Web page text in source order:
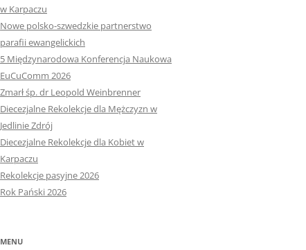
w Karpaczu
Nowe polsko-szwedzkie partnerstwo
parafii ewangelickich
5 Międzynarodowa Konferencja Naukowa
EuCuComm 2026
Zmarł śp. dr Leopold Weinbrenner
Diecezjalne Rekolekcje dla Mężczyzn w
Jedlinie Zdrój
Diecezjalne Rekolekcje dla Kobiet w
Karpaczu
Rekolekcje pasyjne 2026
Rok Pański 2026
MENU